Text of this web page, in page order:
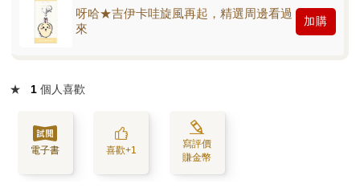
呀哈★吉伊卡哇旋風再起，精選周邊看過
來
加購
★ 1 個人喜歡
電子書 喜歡+1
寫評價
賺金幣